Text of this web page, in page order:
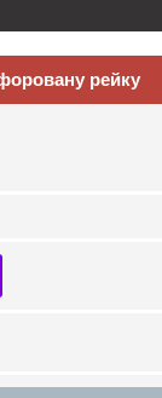
рейку